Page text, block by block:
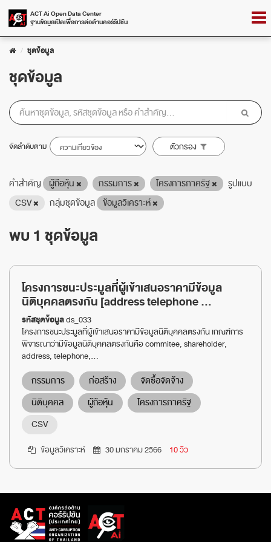
Skip
ACT Ai Open Data Center
ฐานข้อมูลเปิดเพื่อการต่อต้านคอร์รัปชัน
ชุดข้อมูล
ชุดข้อมูล
จัดลำดับตาม ตัวกรอง
คำสำคัญ ผู้ถือหุ้น กรรมการ โครงการภาครัฐ
รูปแบบ
CSV
กลุ่มชุดข้อมูล ข้อมูลวิเคราะห์
พบ 1 ชุดข้อมูล
โครงการชนะประมูลที่ผู้เข้าเสนอราคามีข้อมูล
นิติบุคคลตรงกัน [address telephone ...
รหัสชุดข้อมูลds_033
โครงการชนะประมูลที่ผู้เข้าเสนอราคามีข้อมูลนิติบุคคลตรงกัน เกณฑ์การ
พิจารณาว่ามีข้อมูลนิติบุคคลตรงกันคือ commitee, shareholder,
address, telephone,...
กรรมการ ก่อสร้าง
จัดซื้อจัดจ้าง
นิติบุคคล
ผู้ถือหุ้น
โครงการภาครัฐ
CSV
ข้อมูลวิเคราะห์ 30 มกราคม 2566 10 วิว